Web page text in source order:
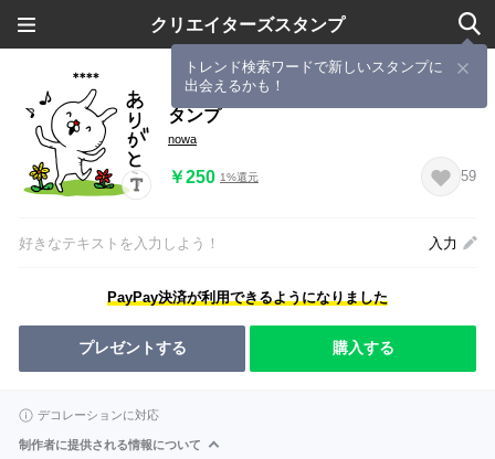
クリエイターズスタンプ
トレンド検索ワードで新しいスタンプに
出会えるかも！
くまとうさぎは使いよう♥カスタムス
タンプ
nowa
￥250 1%還元 59
好きなテキストを入力しよう！ 入力
PayPay決済が利用できるようになりました
プレゼントする 購入する
デコレーションに対応
制作者に提供される情報について